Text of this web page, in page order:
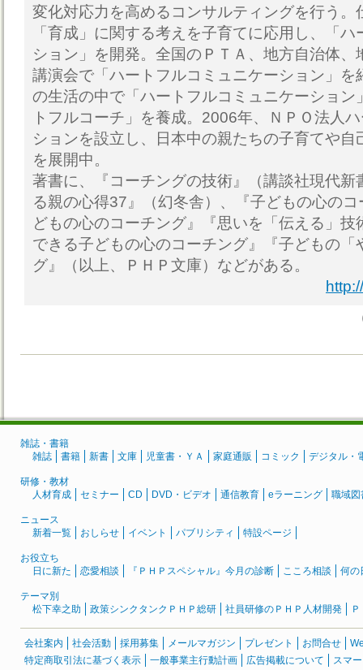
変化対応力を高めるコンサルティングを行う。
「育成」に関する考えを子育てに応用し、「
ション」を開発。全国のＰＴＡ、地方自治体、
講演会で「ハートフルコミュニケーション」を
の生活の中で「ハートフルコミュニケーション
トフルコーチ」を養成。2006年、ＮＰＯ法人
ションを設立し、日本中の親たちの子育てや自
を展開中。
著書に、『コーチングの技術』（講談社現代新
る親の心得37』（幻冬舎）、『子どもの心の
どもの心のコーチング』『思いを「伝える」技
できる子どもの心のコーチング』『子どもの「
グ』（以上、ＰＨＰ文庫）などがある。
雑誌・書籍
雑誌
書籍 新書 文庫 児童書・ＹＡ 家庭通販 コミック デジタル・
研修・教材
人材育成
セミナー CD DVD・ビデオ 通信教育 eラーニング 職域図
ニュース
新着一覧
おしらせ イベント パブリシティ 特設ページ
お役立ち
日に新た
恋愛相談 『ＰＨＰスペシャル』今月の診断 こころ相談 何の
テーマ別
松下幸之助
政策シンクタンクＰＨＰ総研 社員研修のＰＨＰ人材開発
会社案内 社会活動 採用募集 メールマガジン プレゼント お問合せ
特定商取引法に基づく表示
一般事業主行動計画 広告掲載について スマ